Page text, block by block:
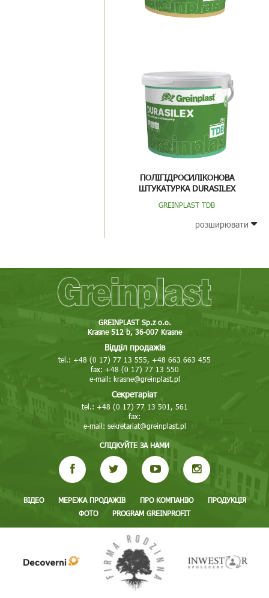
ПОЛІГІДРОСИЛІКОНОВА
ШТУКАТУРКА DURASILEX
GREINPLAST TDB
розширювати
GREINPLAST Sp.z o.o.
Krasne 512 b, 36-007 Krasne
Відділ продажів
tel.: +48 (0 17) 77 13 555, +48 663 663 455
fax: +48 (0 17) 77 13 550
e-mail: krasne@greinplast.pl
Секретаріат
tel.: +48 (0 17) 77 13 501, 561
fax:
e-mail: sekretariat@greinplast.pl
СЛІДКУЙТЕ ЗА НАМИ
ВІДЕО МЕРЕЖА ПРОДАЖІВ ПРО КОМПАНІЮ
ПРОДУКЦІЯ
ФОТО
PROGRAM GREINPROFIT